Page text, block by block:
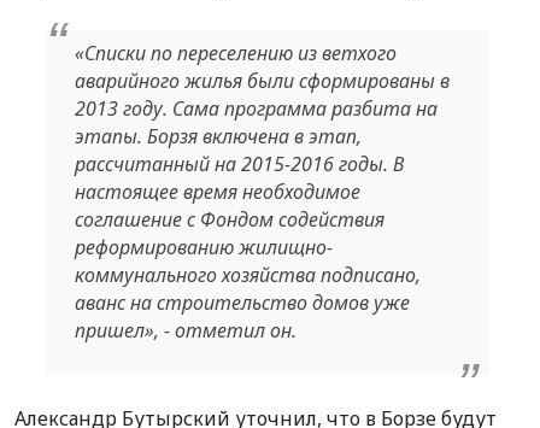
«Списки по переселению из ветхого
аварийного жилья были сформированы в
2013 году. Сама программа разбита на
этапы. Борзя включена в этап,
рассчитанный на 2015-2016 годы. В
настоящее время необходимое
соглашение с Фондом содействия
реформированию жилищно-
коммунального хозяйства подписано,
аванс на строительство домов уже
пришел», - отметил он.
Александр Бутырский уточнил, что в Борзе будут